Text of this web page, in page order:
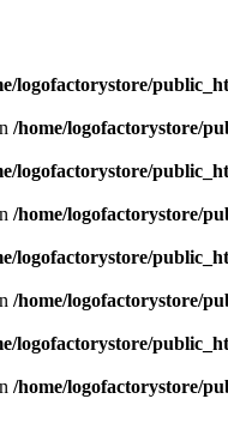
logofactorystore/
/home/logofactorystore/
logofactorystore/
/home/logofactorystore/
logofactorystore/
/home/logofactorystore/
logofactorystore/
/home/logofactorystore/